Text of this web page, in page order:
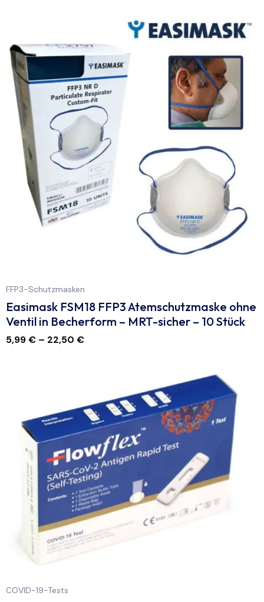
FFP3-Schutzmasken
Easimask FSM18 FFP3 Atemschutzmaske ohne
Ventil in Becherform – MRT-sicher – 10 Stück
5,99€ – 22,50 €
COVID-19-Tests